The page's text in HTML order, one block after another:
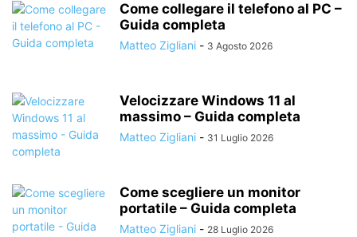
Come collegare il telefono al PC –
Guida completa
Matteo Zigliani - 3 Agosto 2026
Velocizzare Windows 11 al
massimo – Guida completa
Matteo Zigliani - 31 Luglio 2026
Come scegliere un monitor
portatile – Guida completa
Matteo Zigliani - 28 Luglio 2026